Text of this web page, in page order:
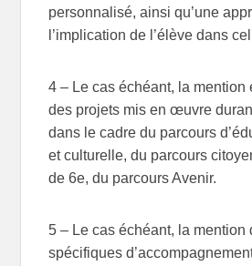
personnalisé, ainsi qu’une
l’implication de l’élève dans
4 – Le cas échéant, la mention
des projets mis en œuvre
dans le cadre du parcours
et culturelle, du parcours
de 6e, du parcours Avenir.
5 – Le cas échéant, la mention
spécifiques